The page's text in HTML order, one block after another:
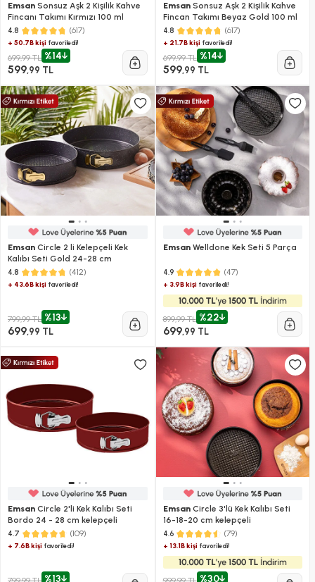
Emsan Sonsuz Aşk 2 Kişilik Kahve
Fincanı Takımı Kırmızı 100 ml
4.8 (617)
+ 50.7B kişi favoriledi!
699,99 TL %14
599,99 TL
EmsanSonsuz Aşk 2 Kişilik Kahve
Fincan Takımı Beyaz Gold 100 ml
4.8 (617)
+ 21.7B kişifavoriledi!
699,99 TL %14
599,99 TL
Emsan Circle 2 li Kelepçeli Kek
Kalıbı Seti Gold 24-28 cm
4.8 (412)
+ 43.6B kişi favoriledi!
799,99 TL %13
699,99 TL
EmsanWelldone Kek Seti 5 Parça
4.9 (47)
+ 3.9B kişifavoriledi!
899,99 TL %22
699,99 TL
Emsan Circle 2'li Kek Kalıbı Seti
Bordo 24 - 28 cm kelepçeli
4.7 (109)
+ 7.6B kişi favoriledi!
%13
EmsanCircle 3'lü Kek Kalıbı Seti
16-18-20 cm kelepçeli
4.6 (79)
+ 13.1B kişifavoriledi!
%30